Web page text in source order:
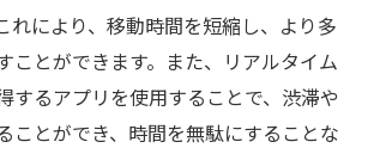
れにより、移動時間を短縮し、より多
ことができます。また、リアルタイム
するアプリを使用することで、渋滞や
ことができ、時間を無駄にすることな